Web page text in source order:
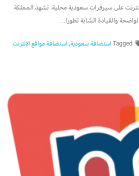
على سيرفرات سعودية محلية. تشهد المملكة
والقيادة الشابة تطورا…
Tagged استضافة سعودية, استضافة مواقع الانترنت